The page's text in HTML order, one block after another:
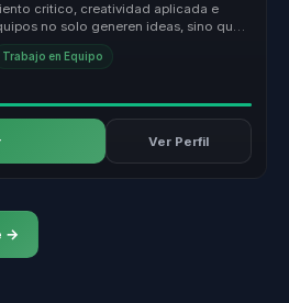
critico, creatividad aplicada e
no solo generen ideas, sino que
Trabajo en Equipo
Ver Perfil
→